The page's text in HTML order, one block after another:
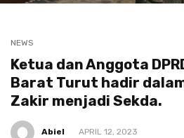
NEWS
Ketua dan Anggota
Barat Turut hadir
Zakir menjadi Sekda.
Abiel APRIL 12, 2023